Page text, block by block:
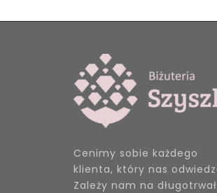
Cenimy sobie każdego
klienta, który nas
Zależy nam na